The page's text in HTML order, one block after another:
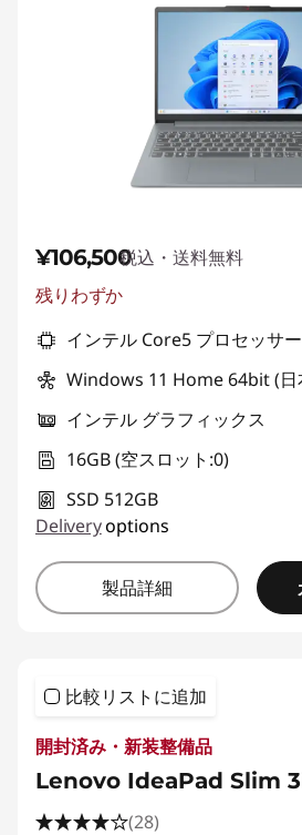
¥106,500税込・送料無料
残りわずか
インテル Core5 プロセッサ
Windows 11 Home 64bit (日
インテル グラフィックス
16GB (空スロット:0)
SSD 512GB
Deliveryoptions
製品詳細
比較リストに追加
開封済み・新装整備品
Lenovo IdeaPad Slim
(28)